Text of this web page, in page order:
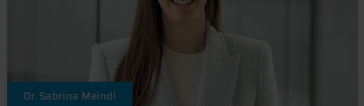
Dr. Sabrina Meindl